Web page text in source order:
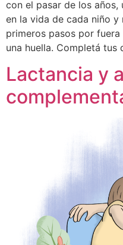
con el pasar de los
en la vida de cada niño y
primeros pasos por
una huella. Completá tus
Lactancia y